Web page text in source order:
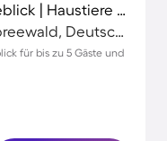
Ferienhaus mit Terrasse | Seeblick | Haustiere erlaubt
Schwielochsee, Dahme-Spreewald, Deutschland
für bis zu 5 Gäste und